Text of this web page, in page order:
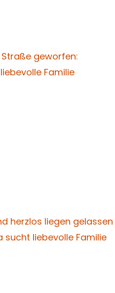
geworfen:
Familie
herzlos liegen gelassen
sucht liebevolle Familie